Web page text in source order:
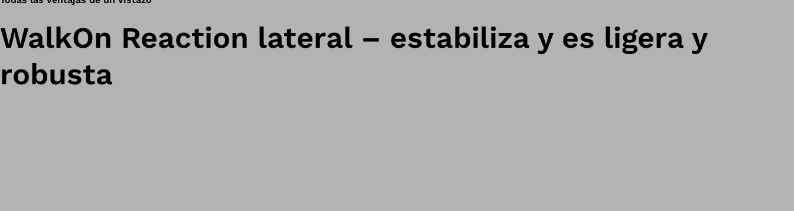
WalkOn Reaction lateral – estabiliza y es ligera y
robusta